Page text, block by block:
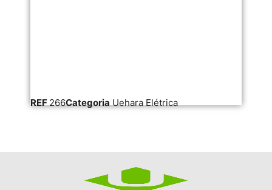
REF 266Categoria Uehara Elétrica